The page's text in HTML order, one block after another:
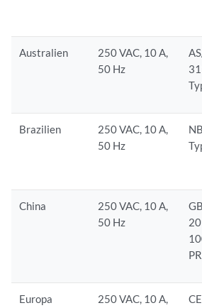
Australien
250 VAC, 10 A,
50 Hz
Brazilien
250 VAC, 10 A,
50 Hz
China
250 VAC, 10 A,
50 Hz
GB
Europa
250 VAC, 10 A,